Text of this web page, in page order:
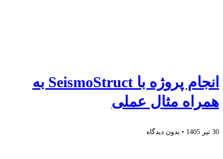
انجام پروژه با SeismoStruct به
همراه مثال عملی
30 تیر 1405 بدون دیدگاه